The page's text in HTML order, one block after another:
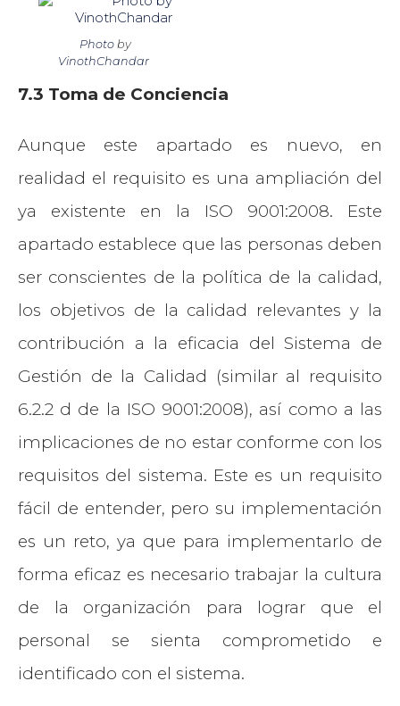
Photoby
VinothChandar
7.3 Toma de Conciencia
Aunque este apartado es nuevo, en
realidad el requisito es una ampliación del
ya existente en la ISO 9001:2008. Este
apartado establece que las personas deben
ser conscientes de la política de la calidad,
los objetivos de la calidad relevantes y la
contribución a la eficacia del Sistema de
Gestión de la Calidad (similar al requisito
6.2.2 d de la ISO 9001:2008), así como a las
implicaciones de no estar conforme con los
requisitos del sistema. Este es un requisito
fácil de entender, pero su implementación
es un reto, ya que para implementarlo de
forma eficaz es necesario trabajar la cultura
de la organización para lograr que el
personal se sienta comprometido e
identificado con el sistema.